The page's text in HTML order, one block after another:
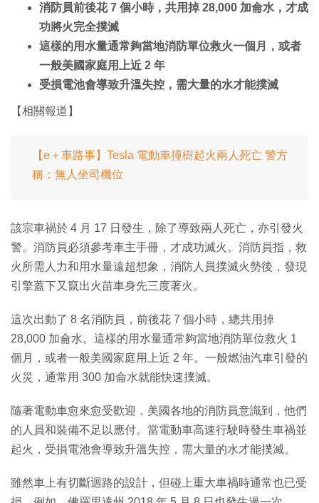
消防員前後花 7 個小時，共用掉 28,000 加侖水，才成
功將火完全撲滅
這樣的用水量通常夠當地消防單位救火一個月，或者
一般美國家庭用上近 2 年
受損電池會導致升溫失控，需大量的水才能撲滅
【相關報道】
【e＋車路事】Tesla 電動車撞樹起火兩人死亡 警方
稱：無人坐司機位
該宗車禍於 4 月 17 日發生，除了導致兩人死亡，亦引發火
警。消防員必須參考車主手冊，才成功滅火。消防員指，救
火所需人力和用水量遠超想象，消防人員撲滅火勢後，發現
引擎蓋下又竄出火苗車身先三度著火。
這次出動了 8 名消防員，前後花 7 個小時，總共用掉
28,000 加侖水。這樣的用水量通常夠當地消防單位救火 1
個月，或者一般美國家庭用上近 2 年。一般燃油汽車引發的
火災，通常用 300 加侖水就能快速撲滅。
隨著電動車愈來愈受歡迎，美國各地的消防員意識到，他們
的人員和裝備不足以應付。當電動車高速行駛時發生車禍並
起火，受損電池會導致升溫失控，需大量的水才能撲滅。
雖然車上有切斷迴路的設計，但碰上重大車禍時通常也已受